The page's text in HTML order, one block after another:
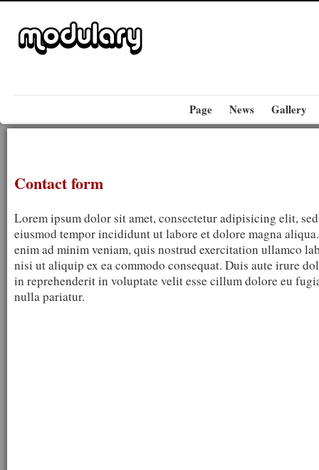
Page News Gallery
Contact form
Lorem ipsum dolor sit amet, consectetur adipisicing elit,
eiusmod tempor incididunt ut labore et dolore magna
enim ad minim veniam, quis nostrud exercitation ullamco
nisi ut aliquip ex ea commodo consequat. Duis aute irure
in reprehenderit in voluptate velit esse cillum dolore eu
nulla pariatur.